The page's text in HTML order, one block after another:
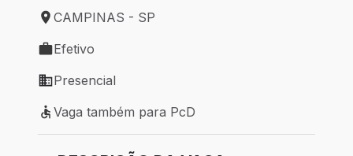
Local de trabalho: CAMPINAS - SP
CAMPINAS - SP
Tipo de vaga: Efetivo
Efetivo
Modelo de trabalho: Presencial
Presencial
Vaga também para PcD
Vaga também para PcD
Ir para candidatura